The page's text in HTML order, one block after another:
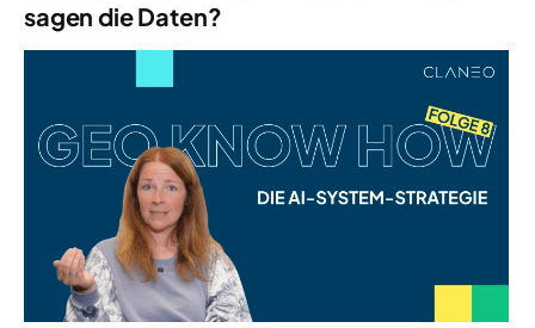
sagen die Daten?